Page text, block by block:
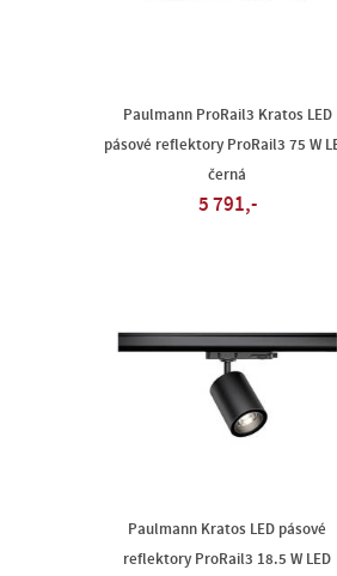
Paulmann ProRail3 Kratos LED
pásové reflektory ProRail3 75 W
černá
5 791,-
Paulmann Kratos LED pásové
reflektory ProRail3 18.5 W LED